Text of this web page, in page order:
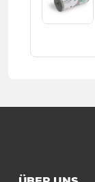
Einheiten